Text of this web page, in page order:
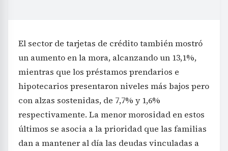
El sector de tarjetas de crédito también mostró
un aumento en la mora, alcanzando un 13,1%,
mientras que los préstamos prendarios e
hipotecarios presentaron niveles más bajos pero
con alzas sostenidas, de 7,7% y 1,6%
respectivamente. La menor morosidad en estos
últimos se asocia a la prioridad que las familias
dan a mantener al día las deudas vinculadas a